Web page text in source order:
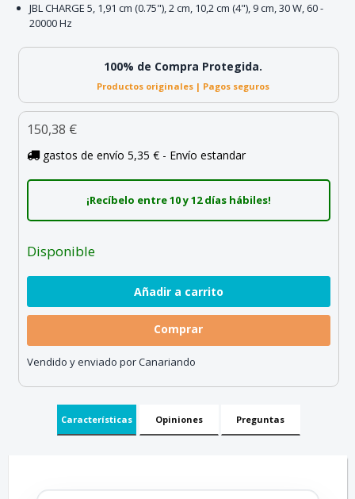
JBL CHARGE 5, 1,91 cm (0.75"), 2 cm, 10,2 cm (4"), 9 cm, 30 W, 60 -
20000 Hz
100% de Compra Protegida.
Productos originales | Pagos seguros
150,38 €
gastos de envío 5,35 € - Envío estandar
¡Recíbelo entre 10 y 12 días hábiles!
Disponible
Comprar
Vendido y enviado por Canariando
Características Opiniones Preguntas